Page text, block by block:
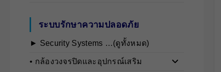
ระบบรักษาความปลอดภัย
► Security Systems …(ดูทั้งหมด)
• กล้องวงจรปิดและอุปกรณ์เสริม